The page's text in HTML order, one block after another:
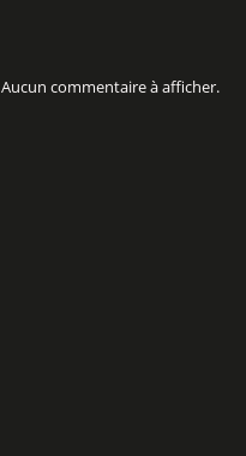
Aucun commentaire à afficher.